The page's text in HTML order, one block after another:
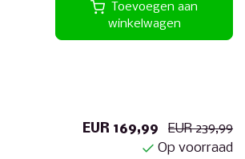
Toevoegen aan
winkelwagen
EUR 169,99
EUR 239,99
Op voorraad